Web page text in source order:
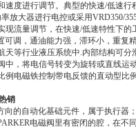
速度进行调节。典型的快速/低速
放大器进行电控或采用VRD350/
现流量调节，在快速/低速特性下
可调，通油能力强，滞环小，重复
天等行业液压系统中.内部结构可
中，将电信号转变为旋转或直线
例电磁铁控制带电反馈的直动型比
销
向的自动化基础元件，属于执行器
电磁阀里有密闭的腔，在不